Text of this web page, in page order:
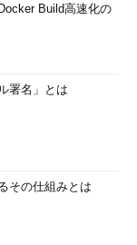
Build高速化の
署名」とは
その仕組みとは